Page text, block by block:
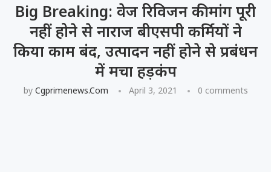
Big Breaking: वेज रिविजन की मांग पूरी
नहीं होने से नाराज बीएसपी कर्मियों ने
किया काम बंद, उत्पादन नहीं होने से प्रबंधन
में मचा हड़कंप
by Cgprimenews.com April 3, 2021 0 comments